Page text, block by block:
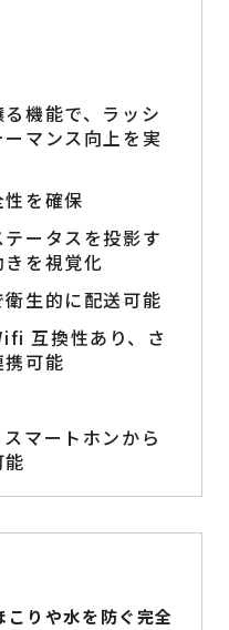
機能で、ラッシ
マンス向上を実
を確保
ータスを投影す
を視覚化
生的に配送可能
互換性あり、さ
可能
マートホンから
こりや水を防ぐ完全